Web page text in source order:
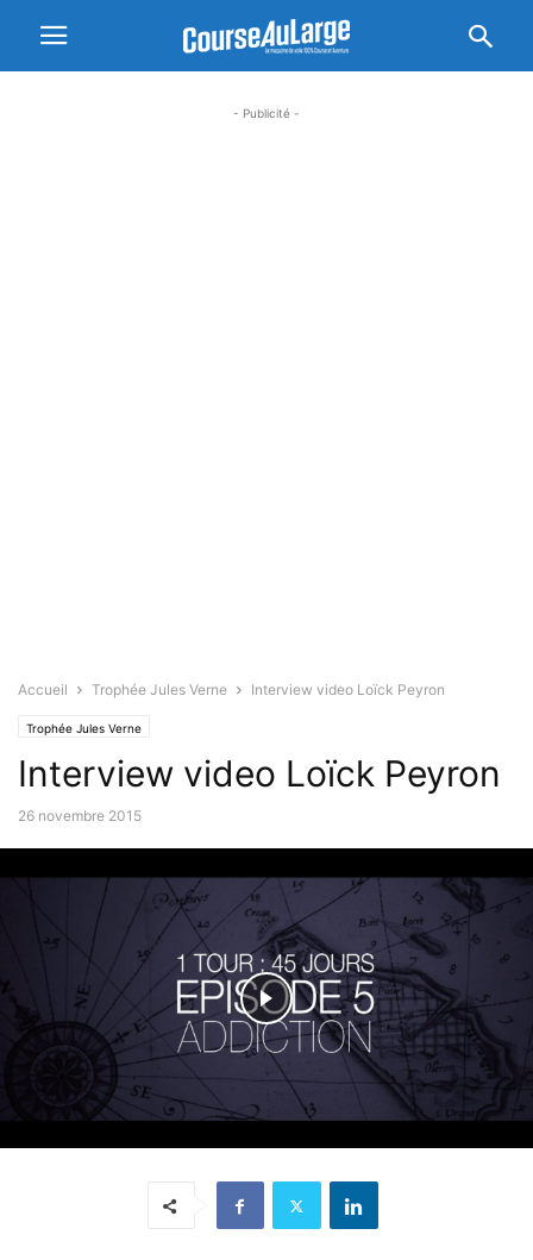
- Publicité -
Accueil Trophée Jules Verne Interview video Loïck Peyron
Trophée Jules Verne
Interview video Loïck Peyron
26 novembre 2015